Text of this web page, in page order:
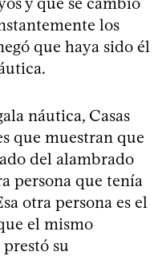
los
que haya sido él
náutica, Casas
que muestran que
del alambrado
persona que tenía
otra persona es el
el mismo
su